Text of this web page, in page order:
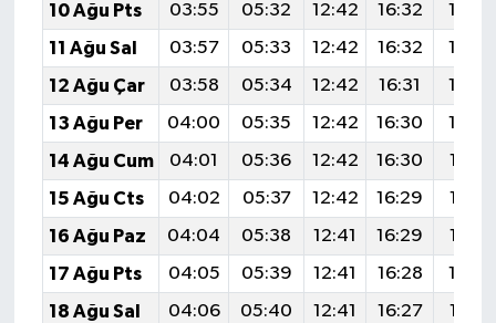
10 Ağu Pts
03:55 05:32 12:42 16:32
19:43
11 Ağu Sal
03:57 05:33 12:42 16:32
19:42
12 Ağu Çar
03:58 05:34 12:42 16:31
19:40
13 Ağu Per
04:00 05:35 12:42 16:30
19:39
14 Ağu Cum
04:01 05:36 12:42 16:30
19:38
15 Ağu Cts
04:02 05:37 12:42 16:29
19:36
16 Ağu Paz
04:04 05:38 12:41 16:29
19:35
17 Ağu Pts
04:05 05:39 12:41 16:28
19:34
18 Ağu Sal
04:06 05:40 12:41 16:27
19:32